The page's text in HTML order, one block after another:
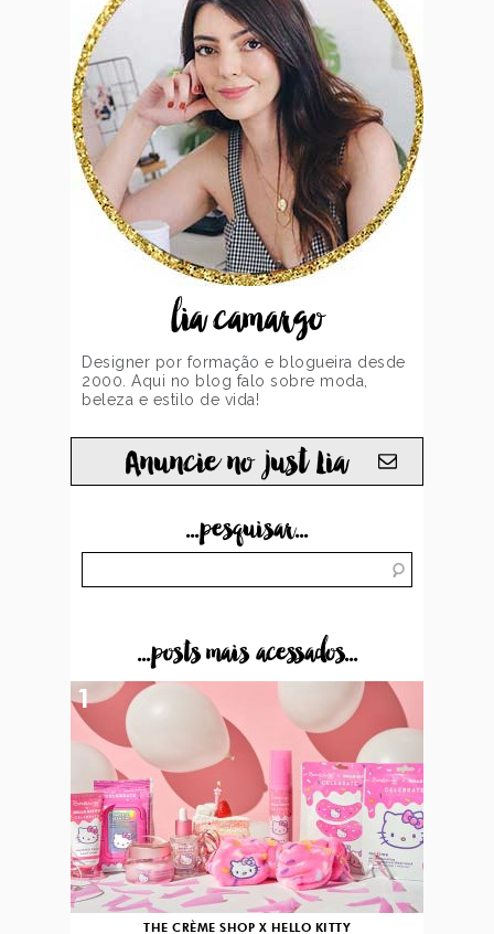
lia camargo
Designer por formação e blogueira desde
2000. Aqui no blog falo sobre moda,
beleza e estilo de vida!
Anuncie no just Lia
...pesquisar...
...posts mais acessados...
THE CRÈME SHOP X HELLO KITTY
1